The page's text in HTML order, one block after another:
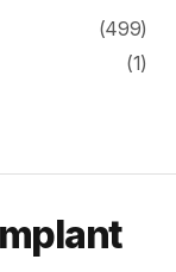
(499)
(1)